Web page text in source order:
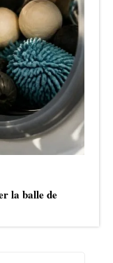
la balle de